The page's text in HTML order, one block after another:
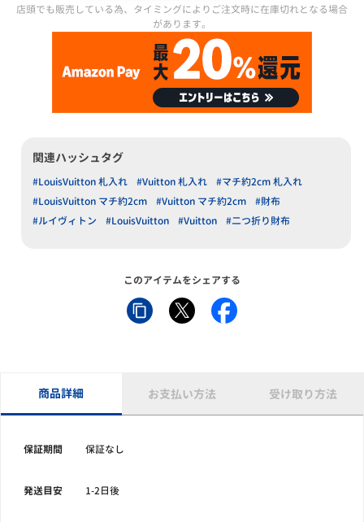
店頭でも販売している為、タイミングによりご注文時に在庫切れとなる場合
があります。
関連ハッシュタグ
#LouisVuitton 札入れ #Vuitton 札入れ
#マチ約2cm 札入れ
#LouisVuitton マチ約2cm
#Vuitton マチ約2cm
#財布
#ルイヴィトン
#LouisVuitton #Vuitton #二つ折り財布
このアイテムをシェアする
商品詳細 お支払い方法 受け取り方法
保証期間 保証なし
発送目安 1-2日後